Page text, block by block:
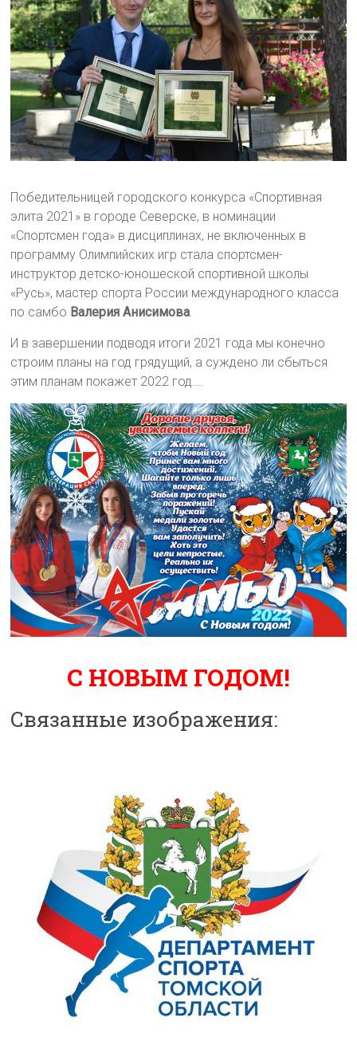
Победительницей городского конкурса «Спортивная
элита 2021» в городе Северске, в номинации
«Спортсмен года» в дисциплинах, не включенных в
программу Олимпийских игр стала спортсмен-
инструктор детско-юношеской спортивной школы
«Русь», мастер спорта России международного класса
по самбо Валерия Анисимова
И в завершении подводя итоги 2021 года мы конечно
строим планы на год грядущий, а суждено ли сбыться
этим планам покажет 2022 год….
С НОВЫМ ГОДОМ!
Связанные изображения: